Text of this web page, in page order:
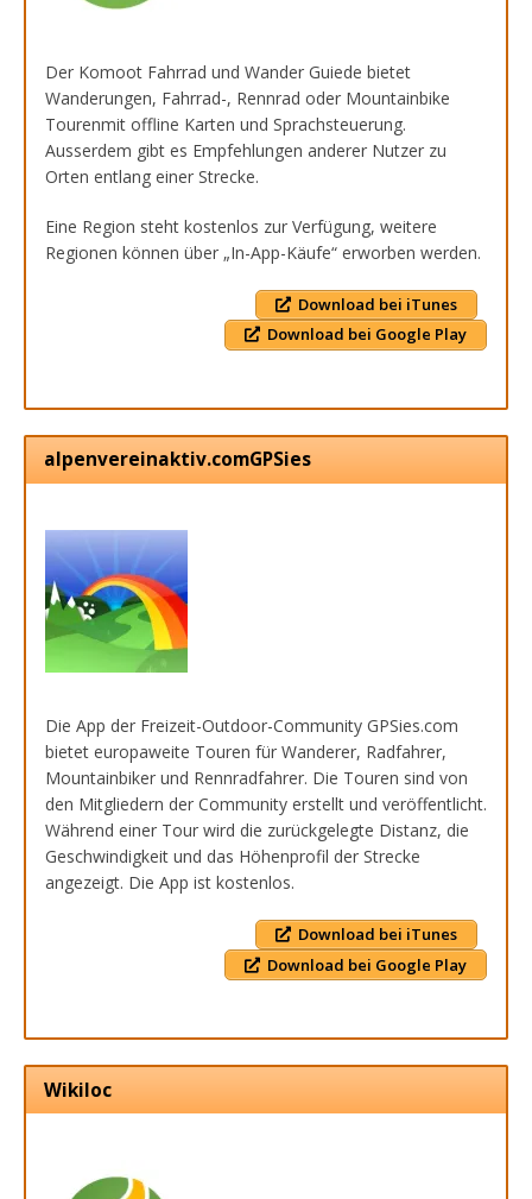
Der Komoot Fahrrad und Wander Guiede bietet
Wanderungen, Fahrrad-, Rennrad oder Mountainbike
Tourenmit offline Karten und Sprachsteuerung.
Ausserdem gibt es Empfehlungen anderer Nutzer zu
Orten entlang einer Strecke.
Eine Region steht kostenlos zur Verfügung, weitere
Regionen können über „In-App-Käufe“ erworben werden.
Download bei iTunes
Download bei Google Play
alpenvereinaktiv.comGPSies
Die App der Freizeit-Outdoor-Community GPSies.com
bietet europaweite Touren für Wanderer, Radfahrer,
Mountainbiker und Rennradfahrer. Die Touren sind von
den Mitgliedern der Community erstellt und veröffentlicht.
Während einer Tour wird die zurückgelegte Distanz, die
Geschwindigkeit und das Höhenprofil der Strecke
angezeigt. Die App ist kostenlos.
Download bei iTunes
Download bei Google Play
Wikiloc